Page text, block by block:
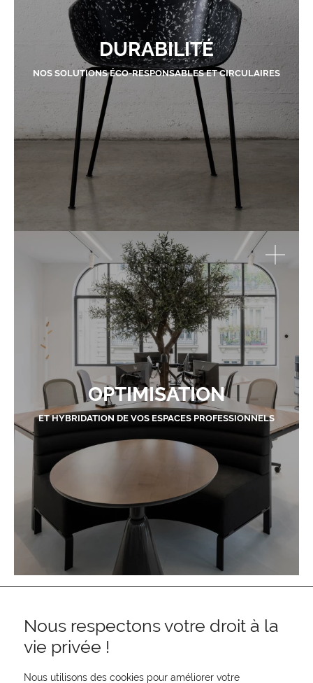
DURABILITÉ
NOS SOLUTIONS ÉCO-RESPONSABLES ET CIRCULAIRES
OPTIMISATION
ET HYBRIDATION DE VOS ESPACES PROFESSIONNELS
Nous respectons votre droit à la
vie privée !
Nous utilisons des cookies pour améliorer votre